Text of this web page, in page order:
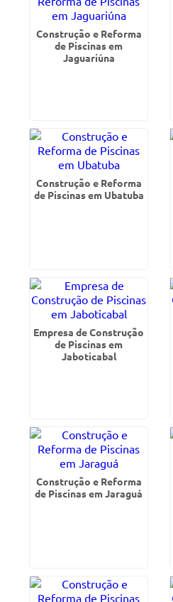
Construção e Reforma
de Piscinas em
Jaguariúna
Construção e Reforma
de Piscinas em Ubatuba
Empresa de Construção
de Piscinas em
Jaboticabal
Construção e Reforma
de Piscinas em Jaraguá